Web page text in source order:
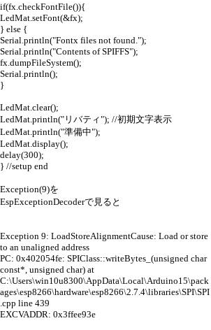
if(fx.checkFontFile()){
LedMat.setFont(&fx);
} else {
Serial.println("Fontx files not found.");
Serial.println("Contents of SPIFFS");
fx.dumpFileSystem();
Serial.println();
}
LedMat.clear();
LedMat.println("リバティ"); //初期文字表示
LedMat.println("準備中");
LedMat.display();
delay(300);
} //setup end
Exception(9)を
EspExceptionDecoderで見ると
Exception 9: LoadStoreAlignmentCause: Load or store
to an unaligned address
PC: 0x402054fe: SPIClass::writeBytes_(unsigned char
const*, unsigned char) at
C:\Users\win10u8300\AppData\Local\Arduino15\pack
ages\esp8266\hardware\esp8266\2.7.4\libraries\SPI\SPI
.cpp line 439
EXCVADDR: 0x3ffee93e